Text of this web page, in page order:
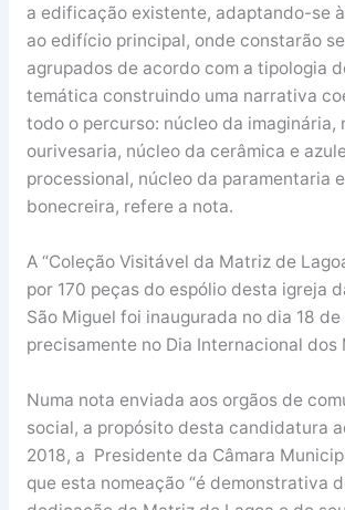
a edificação existente, adaptando-se
ao edifício principal, onde constarão
agrupados de acordo com a tipologia
temática construindo uma narrativa
todo o percurso: núcleo da imaginária,
ourivesaria, núcleo da cerâmica e
processional, núcleo da paramentaria
bonecreira, refere a nota.
A “Coleção Visitável da Matriz de
por 170 peças do espólio desta igreja
São Miguel foi inaugurada no dia 18 de
precisamente no Dia Internacional dos
Numa nota enviada aos orgãos de
social, a propósito desta candidatura
2018, a Presidente da Câmara
que esta nomeação “é demonstrativa